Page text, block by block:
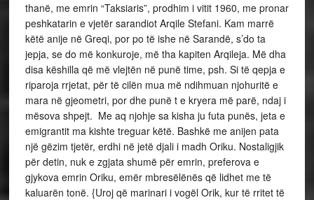
thanë, me emrin “Taksiaris”, prodhim i vitit 1960, me pronar
peshkatarin e vjetër sarandiot Arqile Stefani. Kam marrë
këtë anije në Greqi, por po të ishe në Sarandë, s’do ta
jepja, se do më konkuroje, më tha kapiten Arqileja. Më dha
disa këshilla që më vlejtën në punë time, psh. Si të qepja e
riparoja rrjetat, për të cilën mua më ndihmuan njohuritë e
mara në gjeometri, por dhe punë t e kryera më parë, ndaj i
mësova shpejt. Me aq njohje sa kisha ju futa punës, jeta e
emigrantit ma kishte treguar këtë. Bashkë me anijen pata
një gëzim tjetër, erdhi në jetë djali i madh Oriku. Nostaligjik
për detin, nuk e zgjata shumë për emrin, preferova e
gjykova emrin Oriku, emër mbresëlënës që lidhet me të
kaluarën tonë. {Uroj që marinari i vogël Orik, kur të rritet të